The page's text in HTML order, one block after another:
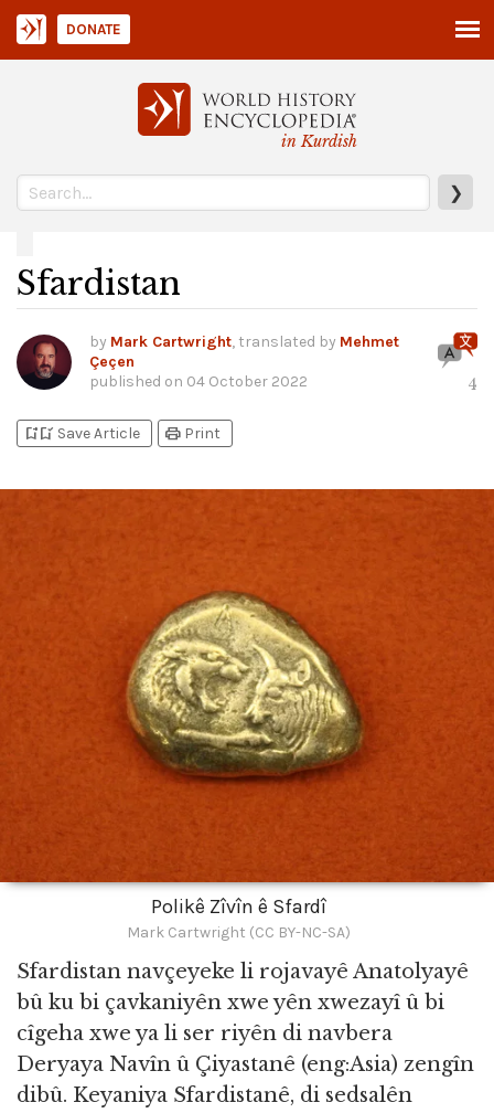
in Kurdish
❯
DONATE
Sfardistan
by Mark Cartwright, translated by Mehmet
Çeçen
published on 04 October 2022 4
bookmark_addbookmark_added Save Article print Print
Polikê Zîvîn ê Sfardî
Mark Cartwright (CC BY-NC-SA)
Sfardistan navçeyeke li rojavayê Anatolyayê
bû ku bi çavkaniyên xwe yên xwezayî û bi
cîgeha xwe ya li ser riyên di navbera
Deryaya Navîn û Çiyastanê (eng:Asia) zengîn
dibû. Keyaniya Sfardistanê, di sedsalên